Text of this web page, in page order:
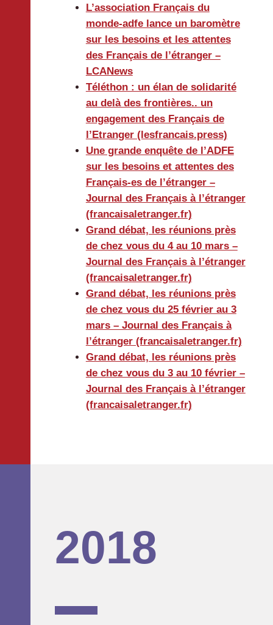
L’association Français du
monde-adfe lance un baromètre
sur les besoins et les attentes
des Français de l’étranger –
LCANews
Téléthon : un élan de solidarité
au delà des frontières.. un
engagement des Français de
l’Etranger (lesfrancais.press)
Une grande enquête de l’ADFE
sur les besoins et attentes des
Français-es de l’étranger –
Journal des Français à l’étranger
(francaisaletranger.fr)
Grand débat, les réunions près
de chez vous du 4 au 10 mars –
Journal des Français à l’étranger
(francaisaletranger.fr)
Grand débat, les réunions près
de chez vous du 25 février au 3
mars – Journal des Français à
l’étranger (francaisaletranger.fr)
Grand débat, les réunions près
de chez vous du 3 au 10 février –
Journal des Français à l’étranger
(francaisaletranger.fr)
2018